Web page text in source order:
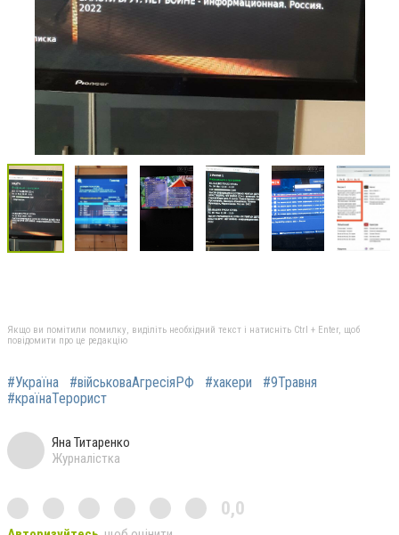
Якщо ви помітили помилку, виділіть необхідний текст і натисніть Ctrl + Enter, щоб
повідомити про це редакцію
#Україна #військоваАгресіяРФ #хакери
#9Травня
#країнаТерорист
Яна Титаренко
Журналістка
0,0